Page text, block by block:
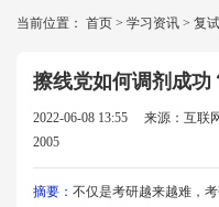
当前位置： 首页 > 学习资讯 > 复
擦线党如何调剂成功
2022-06-08 13:55 来源：互联
2005
摘要： 不仅是考研越来越难，